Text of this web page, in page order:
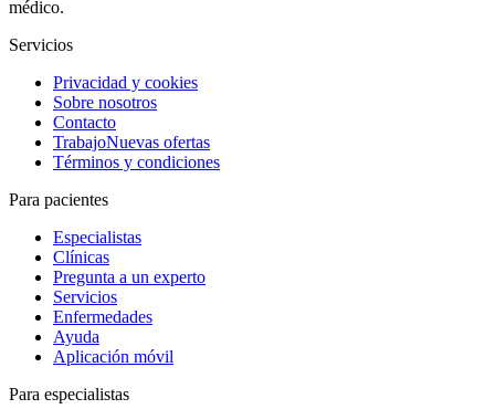
médico.
Servicios
Privacidad y cookies
Sobre nosotros
Contacto
TrabajoNuevas ofertas
Términos y condiciones
Para pacientes
Especialistas
Clínicas
Pregunta a un experto
Servicios
Enfermedades
Ayuda
Aplicación móvil
Para especialistas